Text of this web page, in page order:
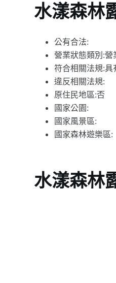
水漾森林
公有合法:
營業狀態類別:
符合相關法規:具
違反相關法規:
原住民地區:否
國家公園:
國家風景區:
國家森林遊樂區:
水漾森林